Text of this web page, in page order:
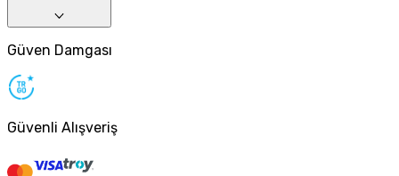
Güven Damgası
Güvenli Alışveriş